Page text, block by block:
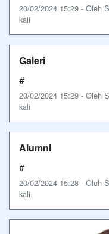
20/02/2024 15:29 - Oleh
kali
Galeri
#
20/02/2024 15:29 - Oleh
kali
Alumni
#
20/02/2024 15:28 - Oleh
kali